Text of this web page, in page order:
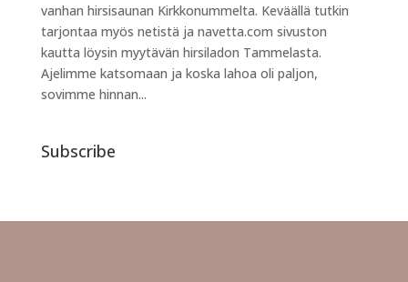
vanhan hirsisaunan Kirkkonummelta. Keväällä tutkin
tarjontaa myös netistä ja navetta.com sivuston
kautta löysin myytävän hirsiladon Tammelasta.
Ajelimme katsomaan ja koska lahoa oli paljon,
sovimme hinnan...
Subscribe